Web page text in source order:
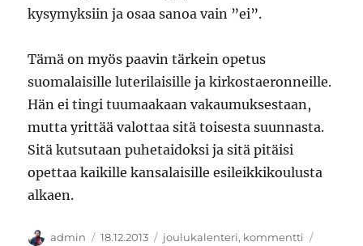
kysymyksiin ja osaa sanoa vain ”ei”.
Tämä on myös paavin tärkein opetus
suomalaisille luterilaisille ja kirkostaeronneille.
Hän ei tingi tuumaakaan vakaumuksestaan,
mutta yrittää valottaa sitä toisesta suunnasta.
Sitä kutsutaan puhetaidoksi ja sitä pitäisi
opettaa kaikille kansalaisille esileikkikoulusta
alkaen.
Kirjoittaja
admin Julkaistu
18.12.2013 Kategoriat
joulukalenteri, kommentti